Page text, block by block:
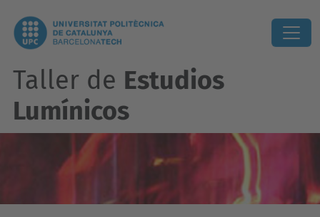
Taller de Estudios
Lumínicos